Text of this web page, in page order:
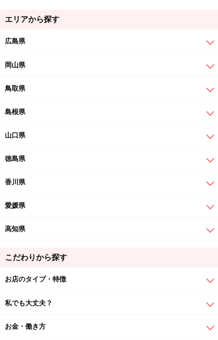
エリアから探す
広島県
岡山県
鳥取県
島根県
山口県
徳島県
香川県
愛媛県
高知県
こだわりから探す
お店のタイプ・特徴
私でも大丈夫？
お金・働き方